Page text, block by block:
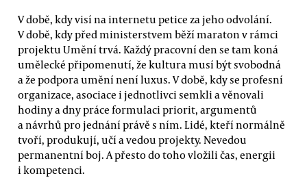
V době, kdy visí na internetu petice za jeho odvolání.
V době, kdy před ministerstvem běží maraton v rámci
projektu Umění trvá. Každý pracovní den se tam koná
umělecké připomenutí, že kultura musí být svobodná
a že podpora umění není luxus. V době, kdy se profesní
organizace, asociace i jednotlivci semkli a věnovali
hodiny a dny práce formulaci priorit, argumentů
a návrhů pro jednání právě s ním. Lidé, kteří normálně
tvoří, produkují, učí a vedou projekty. Nevedou
permanentní boj. A přesto do toho vložili čas, energii
i kompetenci.